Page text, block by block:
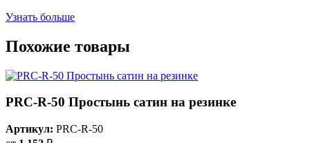
Узнать больше
Похожие товары
PRC-R-50 Простынь сатин на резинке
Артикул: PRC-R-50